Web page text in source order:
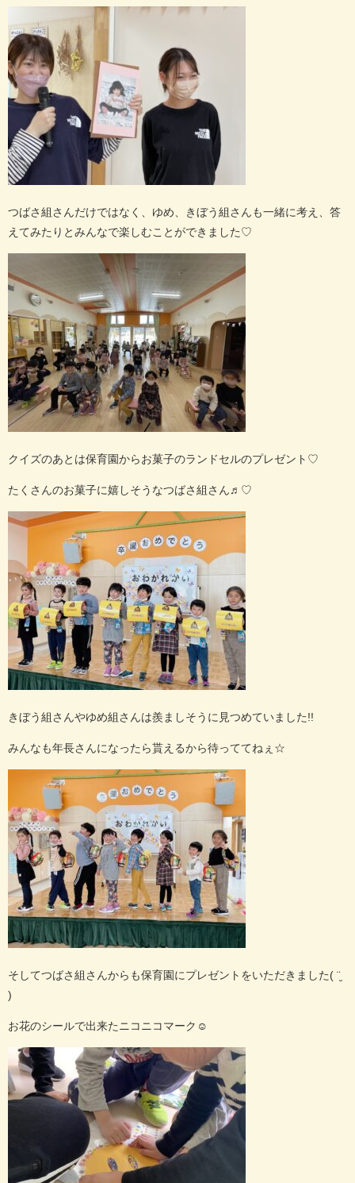
つばさ組さんだけではなく、ゆめ、きぼう組さんも一緒に考え、答
えてみたりとみんなで楽しむことができました♡
クイズのあとは保育園からお菓子のランドセルのプレゼント ♡
たくさんのお菓子に嬉しそうなつばさ組さん♬︎ ♡
きぼう組さんやゆめ組さんは羨ましそうに見つめていました!!
みんなも年長さんになったら貰えるから待っててねぇ ☆
そしてつばさ組さんからも保育園にプレゼントをいただきました( ¨̮
)
お花のシールで出来たニコニコマーク ☺︎